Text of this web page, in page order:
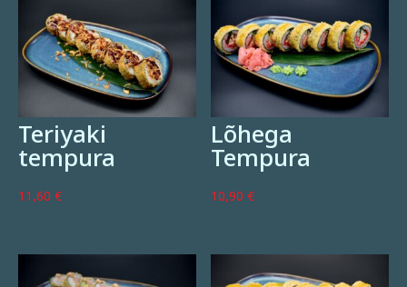
Teriyaki
tempura
11,60€
Lõhega
Tempura
10,90€